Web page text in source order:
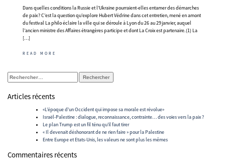
Dans quelles conditions la Russie et l’Ukraine pourraient-elles entamer des démarches
de paix ? C’est la question qu’explore Hubert Védrine dans cet entretien, mené en amont
du festival La philo éclaire la ville qui se déroule à Lyon du 26 au 29 janvier, auquel
l’ancien ministre des Affaires étrangères participe et dont La Croix est partenaire. (1) La
[…]
READ MORE
Rechercher :
Articles récents
«L’époque d’un Occident qui impose sa morale est révolue»
Israël-Palestine : dialogue, reconnaissance, contrainte… des voies vers la paix ?
Le plan Trump est un fil ténu qu’il faut tirer
« Il devenait déshonorant de ne rien faire » pour la Palestine
Entre Europe et Etats-Unis, les valeurs ne sont plus les mêmes
Commentaires récents